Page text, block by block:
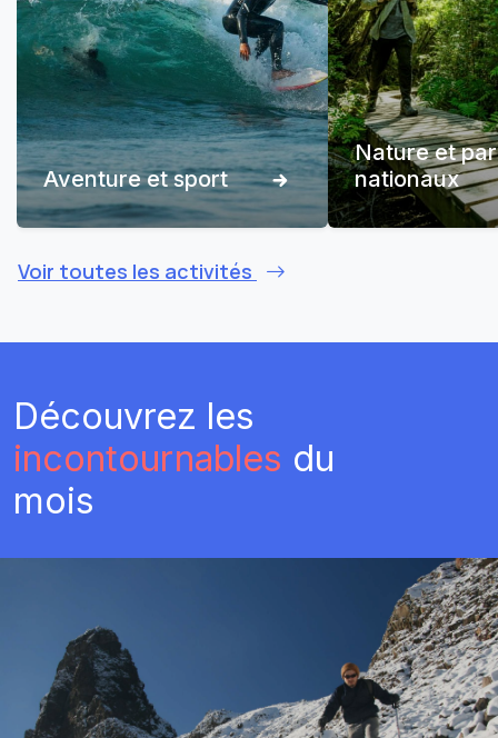
Aventure et sport
Nature et
nationaux
Voir toutes les activités
Découvrez les
incontournables du
mois